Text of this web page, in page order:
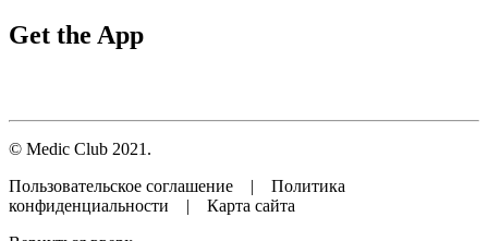
Get the App
© Medic Club 2021.
Пользовательское соглашение | Политика
конфиденциальности | Карта сайта